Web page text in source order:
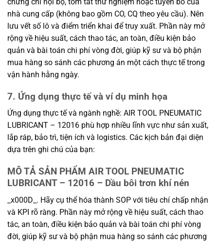
nhà cung cấp (không bao gồm CO, CQ theo yêu cầu). Nên
lưu vết số lô và điểm triển khai để truy xuất. Phần này mở
rộng về hiệu suất, cách thao tác, an toàn, điều kiện bảo
quản và bài toán chi phí vòng đời, giúp kỹ sư và bộ phận
mua hàng so sánh các phương án một cách thực tế trong
vận hành hằng ngày.
7. Ứng dụng thực tế và ví dụ minh họa
Ứng dụng thực tế và ngành nghề: AIR TOOL PNEUMATIC
LUBRICANT – 12016 phù hợp nhiều lĩnh vực như sản xuất,
lắp ráp, bảo trì, tiện ích và logistics. Các kịch bản đại diện
dựa trên ghi chú của bạn:
MÔ TẢ SẢN PHẨM AIR TOOL PNEUMATIC
LUBRICANT – 12016 – Dầu bôi trơn khí nén
_x000D_. Hãy cụ thể hóa thành SOP với tiêu chí chấp nhận
và KPI rõ ràng. Phần này mở rộng về hiệu suất, cách thao
tác, an toàn, điều kiện bảo quản và bài toán chi phí vòng
đời, giúp kỹ sư và bộ phận mua hàng so sánh các phương